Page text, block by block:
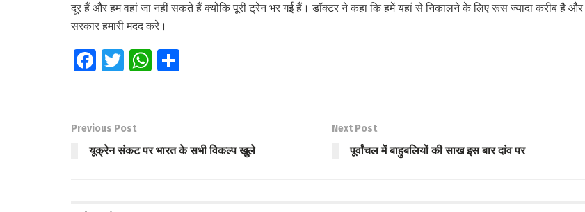
दूर हैं और हम वहां जा नहीं सकते हैं क्योंकि पूरी ट्रेन भर गई हैं। डॉक्टर ने कहा कि हमें यहां से निकालने के लिए रूस ज्यादा करीब है और
सरकार हमारी मदद करे।
Fa
o
o
T
er
W
A
Previous Post
यूक्रेन संकट पर भारत के सभी विकल्प खुले
Next Post
पूर्वांचल में बाहुबलियों की साख इस बार दांव पर